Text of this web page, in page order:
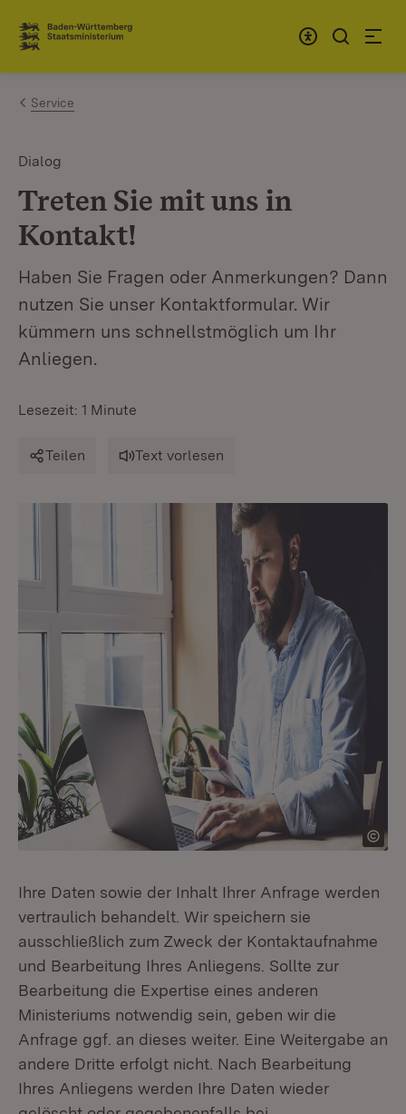
Zum Inhalt springen
Link zur Startseite
Service
Dialog
Treten Sie mit uns in
Kontakt!
Haben Sie Fragen oder Anmerkungen? Dann
nutzen Sie unser Kontaktformular. Wir
kümmern uns schnellstmöglich um Ihr
Anliegen.
Lesezeit: 1 Minute
Teilen Text vorlesen
Ihre Daten sowie der Inhalt Ihrer Anfrage werden
vertraulich behandelt. Wir speichern sie
ausschließlich zum Zweck der Kontaktaufnahme
und Bearbeitung Ihres Anliegens. Sollte zur
Bearbeitung die Expertise eines anderen
Ministeriums notwendig sein, geben wir die
Anfrage ggf. an dieses weiter. Eine Weitergabe an
andere Dritte erfolgt nicht. Nach Bearbeitung
Ihres Anliegens werden Ihre Daten wieder